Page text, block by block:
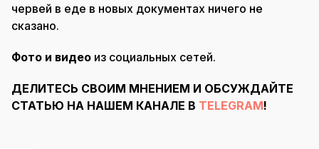
червей в еде в новых документах ничего не
сказано.
Фото и видео из социальных сетей.
ДЕЛИТЕСЬ СВОИМ МНЕНИЕМ И ОБСУЖДАЙТЕ
СТАТЬЮ НА НАШЕМ КАНАЛЕ В TELEGRAM!